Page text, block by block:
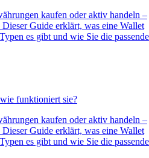
kaufen oder aktiv handeln –
Guide erklärt, was eine Wallet
es gibt und wie Sie die passende
funktioniert sie?
kaufen oder aktiv handeln –
Guide erklärt, was eine Wallet
es gibt und wie Sie die passende